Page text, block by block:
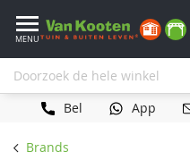
MENU
Bel App
Brands